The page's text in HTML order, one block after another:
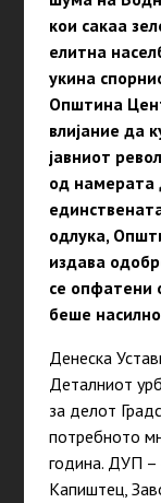
кои сакаа
елитна
укина
Општина
влијание да
јавниот
од намерата
одлука,
издава
се опфатени
беше насилно
Денеска
Деталниот
за делот
потребното
година. ДУП –
Капиштец,